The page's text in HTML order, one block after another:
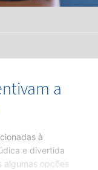
a
à
e divertida
algumas opções